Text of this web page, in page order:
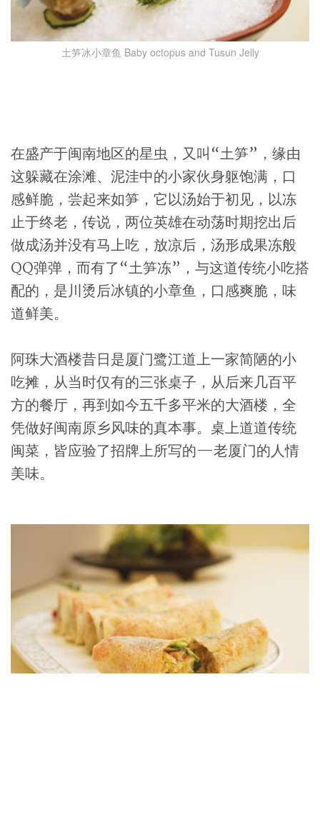
土笋冰小章鱼 Baby octopus and Tusun Jelly
在盛产于闽南地区的星虫，又叫“土笋”，缘由
这躲藏在涂滩、泥洼中的小家伙身躯饱满，口
感鲜脆，尝起来如笋，它以汤始于初见，以冻
止于终老，传说，两位英雄在动荡时期挖出后
做成汤并没有马上吃，放凉后，汤形成果冻般
QQ弹弹，而有了“土笋冻”，与这道传统小吃搭
配的，是川烫后冰镇的小章鱼，口感爽脆，味
道鲜美。
阿珠大酒楼昔日是厦门鹭江道上一家简陋的小
吃摊，从当时仅有的三张桌子，从后来几百平
方的餐厅，再到如今五千多平米的大酒楼，全
凭做好闽南原乡风味的真本事。桌上道道传统
闽菜，皆应验了招牌上所写的—老厦门的人情
美味。